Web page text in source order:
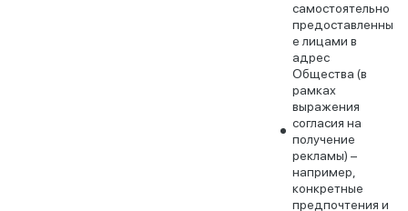
самостоятельно
предоставленны
е лицами в
адрес
Общества (в
рамках
выражения
согласия на
получение
рекламы) –
например,
конкретные
предпочтения и